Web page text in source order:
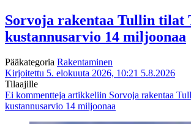
Sorvoja rakentaa Tullin tilat
kustannusarvio 14 miljoonaa
Pääkategoria Rakentaminen
Kirjoitettu 5. elokuuta 2026, 10:21 5.8.2026
Tilaajille
Ei kommentteja artikkeliin Sorvoja rakentaa
kustannusarvio 14 miljoonaa